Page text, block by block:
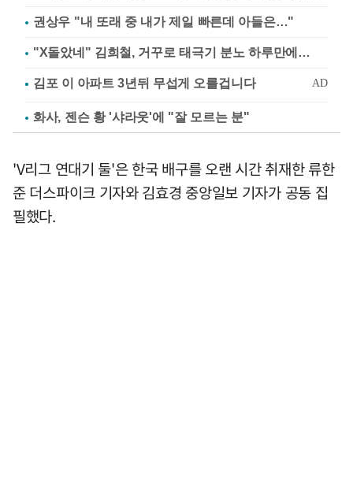
권상우 "내 또래 중 내가 제일 빠른데 아들은…"
"X돌았네" 김희철, 거꾸로 태극기 분노 하루만에…
화사, 젠슨 황 '샤라웃'에 "잘 모르는 분"
'V리그 연대기 둘'은 한국 배구를 오랜 시간 취재한 류한
준 더스파이크 기자와 김효경 중앙일보 기자가 공동 집
필했다.